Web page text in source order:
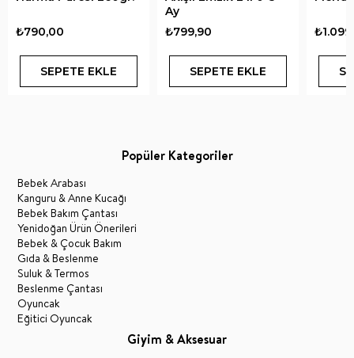
₺790,00
SEPETE EKLE
Ay
₺799,90
SEPETE EKLE
Popüler Kategoriler
Bebek Arabası
Kanguru & Anne Kucağı
Bebek Bakım Çantası
Yenidoğan Ürün Önerileri
Bebek & Çocuk Bakım
Gıda & Beslenme
Suluk & Termos
Beslenme Çantası
Oyuncak
Eğitici Oyuncak
Giyim & Aksesuar